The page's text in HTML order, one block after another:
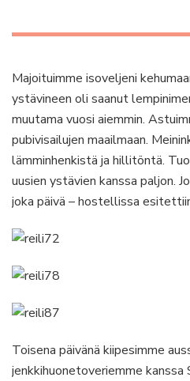
Majoituimme isoveljeni
ystävineen oli saanut
muutama vuosi aiemmin.
pubivisailujen maailmaan.
lämminhenkistä ja hillitöntä.
uusien ystävien kanssa paljon.
joka päivä – hostellissa
Toisena päivänä kiipesimme
jenkkihuonetoveriemme kanssa